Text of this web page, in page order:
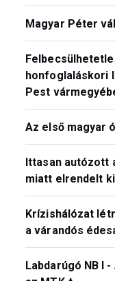
Magyar Péter
honfoglaláskori
Pest
Az első magyar
Ittasan autózott
miatt elrendelt
Krízishálózat
a várandós
Labdarúgó NB I